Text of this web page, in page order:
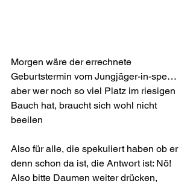
Morgen wäre der errechnete
Geburtstermin vom Jungjäger-in-spe…
aber wer noch so viel Platz im riesigen
Bauch hat, braucht sich wohl nicht
beeilen
Also für alle, die spekuliert haben ob er
denn schon da ist, die Antwort ist: Nö!
Also bitte Daumen weiter drücken,